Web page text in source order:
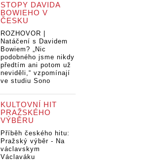
STOPY DAVIDA
BOWIEHO V
ČESKU
ROZHOVOR |
Natáčení s Davidem
Bowiem? „Nic
podobného jsme nikdy
předtím ani potom už
neviděli,“ vzpomínají
ve studiu Sono
KULTOVNÍ HIT
PRAŽSKÉHO
VÝBĚRU
Příběh českého hitu:
Pražský výběr - Na
václavskym
Václaváku